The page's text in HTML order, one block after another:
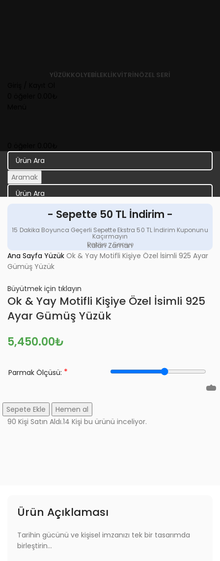
YÜZÜKKOLYEBILEKLIKVITRINÖZEL SERI
Aramak
- Sepette 50 TL İndirim -
15 Dakika Boyunca Geçerli Sepette Ekstra 50 TL İndirim Kuponunu
Kaçırmayın
Kalan Zaman
Dakika Saniye
Ana SayfaYüzük Ok & Yay Motifli Kişiye Özel İsimli 925 Ayar
Gümüş Yüzük
Büyütmek için tıklayın
Ok & Yay Motifli Kişiye Özel İsimli 925
Ayar Gümüş Yüzük
5,450.00₺
Parmak Ölçüsü: *
Sepete Ekle
Hemen al
90 Kişi Satın Aldı.14 Kişi bu ürünü inceliyor.
Ürün Açıklaması
Tarihin gücünü ve kişisel imzanızı tek bir tasarımda
birleştirin…